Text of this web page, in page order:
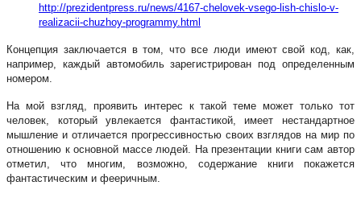
http://prezidentpress.ru/news/4167-chelovek-vsego-lish-chislo-v-
realizacii-chuzhoy-programmy.html
Концепция заключается в том, что все люди имеют свой код, как,
например, каждый автомобиль зарегистрирован под определенным
номером.
На мой взгляд, проявить интерес к такой теме может только тот
человек, который увлекается фантастикой, имеет нестандартное
мышление и отличается прогрессивностью своих взглядов на мир по
отношению к основной массе людей. На презентации книги сам автор
отметил, что многим, возможно, содержание книги покажется
фантастическим и фееричным.